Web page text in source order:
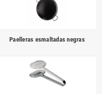
Paelleras esmaltadas negras